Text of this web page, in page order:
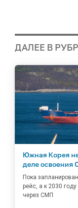
ДАЛЕЕ В
Южная Корея не
деле освоения
Пока
рейс, а к 2030
через СМП